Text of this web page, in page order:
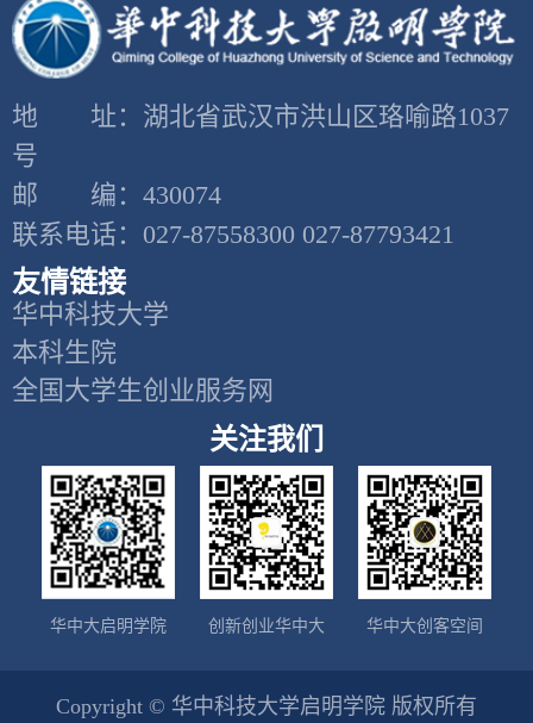
地 址：湖北省武汉市洪山区珞喻路1037
号
邮 编：430074
联系电话：027-87558300 027-87793421
友情链接
华中科技大学
本科生院
全国大学生创业服务网
关注我们
华中大启明学院 创新创业华中大 华中大创客空间
Copyright © 华中科技大学启明学院 版权所有